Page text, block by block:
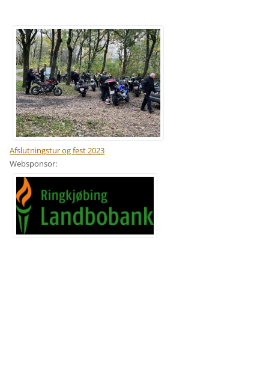
Afslutningstur og fest 2023
Websponsor: